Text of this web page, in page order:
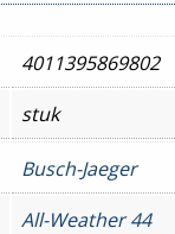
4011395869802
stuk
Busch-Jaeger
All-Weather 44